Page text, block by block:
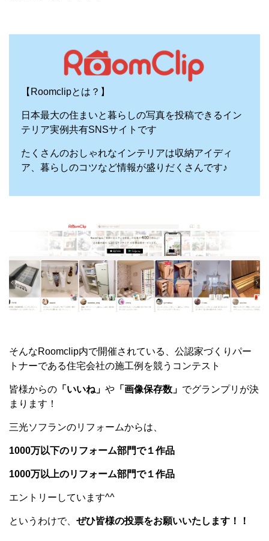
【Roomclipとは？】
⽇本最⼤の住まいと暮らしの写真を投稿できるイン
テリア実例共有SNSサイトです
たくさんのおしゃれなインテリアは収納アイディ
ア、暮らしのコツなど情報が盛りだくさんです♪
そんなRoomclip内で開催されている、公認家づくりパー
トナーである住宅会社の施工例を競うコンテスト
皆様からの 「いいね」 や 「画像保存数」 でグランプリが決
まります！
三光ソフランのリフォームからは、
1000万以下のリフォーム部門で１作品
1000万以上のリフォーム部門で１作品
エントリーしています^^
というわけで、 ぜひ皆様の投票をお願いいたします！！